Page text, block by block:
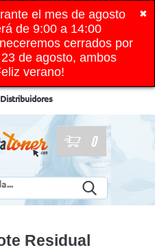
✖
el mes de agosto
de 9:00 a 14:00
cerrados por
de agosto, ambos
verano!
0
Residual